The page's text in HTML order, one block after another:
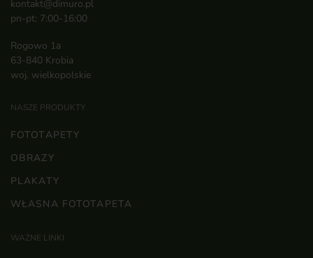
kontakt@dimuro.pl
pn-pt: 7:00-16:00
Rogowo 1a
63-840 Krobia
woj. wielkopolskie
NASZE PRODUKTY
FOTOTAPETY
OBRAZY
PLAKATY
WŁASNA FOTOTAPETA
WAŻNE LINKI